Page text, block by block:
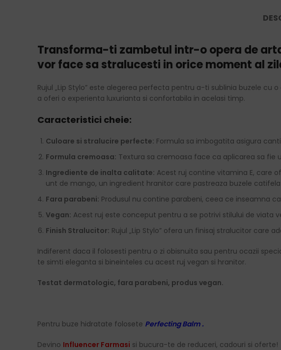
Transforma-ti zambetul intr-o opera de
vor face sa stralucesti in orice moment al
Rujul „Lip Stylo” este alegerea perfecta pentru a-ti sublinia buzele
a oferi o experienta luxurianta si confortabila in acelasi timp.
Caracteristici cheie:
Culoare si stralucire perfecte: Formula sa imbogatita asigura
Formula cremoasa: Textura sa cremoasa face ca aplicarea sa fie
Ingrediente de inalta calitate: Acest ruj contine vitamina E, care
unt de mango, un ingredient hranitor care pastreaza buzele
Fara parabeni: Produsul nu contine parabeni, ceea ce inseamna
Vegan: Acest ruj este conceput pentru a se potrivi stilului de viata
Finish Stralucitor: Rujul „Lip Stylo” ofera un finisaj stralucitor care
Indiferent daca il folosesti pentru o zi obisnuita sau pentru ocazii
te simti eleganta si bineinteles cu acest ruj vegan si hranitor.
Testat dermatologic, fara parabeni, produs vegan.
Pentru buze hidratate folosete Perfecting Balm .
Devino Influencer Farmasi si bucura-te de reduceri, cadouri si oferte!